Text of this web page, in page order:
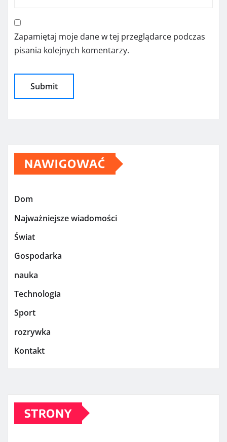
Zapamiętaj moje dane w tej przeglądarce podczas
pisania kolejnych komentarzy.
NAWIGOWAĆ
Dom
Najważniejsze wiadomości
Świat
Gospodarka
nauka
Technologia
Sport
rozrywka
Kontakt
STRONY